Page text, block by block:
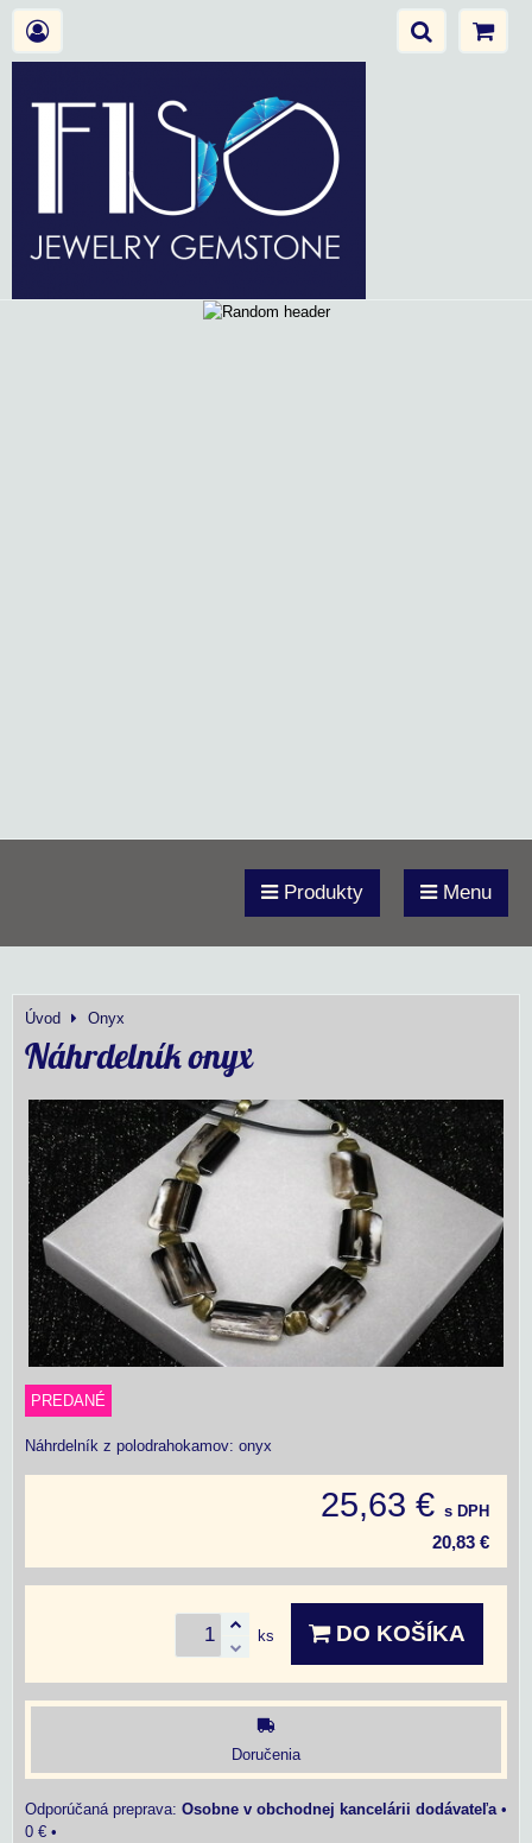
Produkty Menu
Úvod Onyx
Náhrdelník onyx
PREDANÉ
Náhrdelník z polodrahokamov: onyx
25,63 € s DPH
20,83 €
ks DO KOŠÍKA
Doručenia
Osobne v obchodnej kancelárii dodávateľa•
0 € •